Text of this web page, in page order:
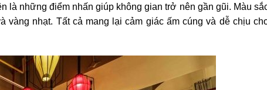
là những điểm nhấn giúp không gian trở nên gần gũi. Màu
vàng nhạt. Tất cả mang lại cảm giác ấm cúng và dễ chịu